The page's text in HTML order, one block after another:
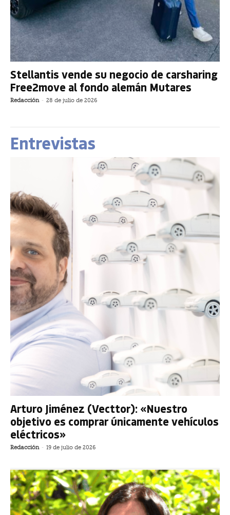
Stellantis vende su negocio de carsharing
Free2move al fondo alemán Mutares
Redacción - 28 de julio de 2026
Entrevistas
Arturo Jiménez (Vecttor): «Nuestro
objetivo es comprar únicamente vehículos
eléctricos»
Redacción - 19 de julio de 2026